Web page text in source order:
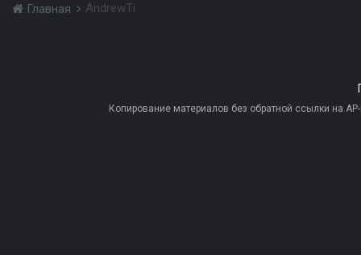
Главная AndrewTi
Копирование материалов без обратной ссылки на